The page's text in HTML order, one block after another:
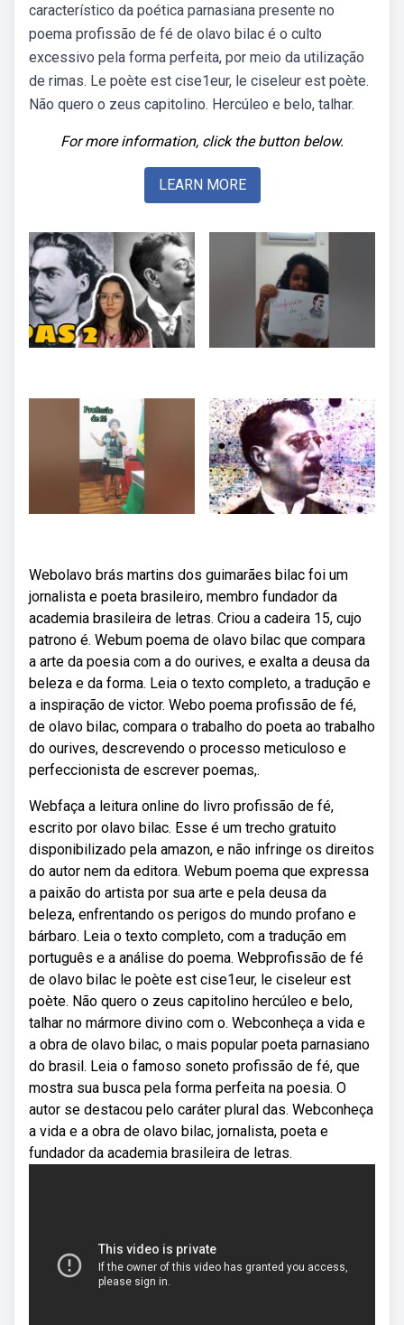
característico da poética parnasiana presente no
poema profissão de fé de olavo bilac é o culto
excessivo pela forma perfeita, por meio da utilização
de rimas. Le poète est cise1eur, le ciseleur est poète.
Não quero o zeus capitolino. Hercúleo e belo, talhar.
For more information, click the button below.
LEARN MORE
Webolavo brás martins dos guimarães bilac foi um
jornalista e poeta brasileiro, membro fundador da
academia brasileira de letras. Criou a cadeira 15, cujo
patrono é. Webum poema de olavo bilac que compara
a arte da poesia com a do ourives, e exalta a deusa da
beleza e da forma. Leia o texto completo, a tradução e
a inspiração de victor. Webo poema profissão de fé,
de olavo bilac, compara o trabalho do poeta ao trabalho
do ourives, descrevendo o processo meticuloso e
perfeccionista de escrever poemas,.
Webfaça a leitura online do livro profissão de fé,
escrito por olavo bilac. Esse é um trecho gratuito
disponibilizado pela amazon, e não infringe os direitos
do autor nem da editora. Webum poema que expressa
a paixão do artista por sua arte e pela deusa da
beleza, enfrentando os perigos do mundo profano e
bárbaro. Leia o texto completo, com a tradução em
português e a análise do poema. Webprofissão de fé
de olavo bilac le poète est cise1eur, le ciseleur est
poète. Não quero o zeus capitolino hercúleo e belo,
talhar no mármore divino com o. Webconheça a vida e
a obra de olavo bilac, o mais popular poeta parnasiano
do brasil. Leia o famoso soneto profissão de fé, que
mostra sua busca pela forma perfeita na poesia. O
autor se destacou pelo caráter plural das. Webconheça
a vida e a obra de olavo bilac, jornalista, poeta e
fundador da academia brasileira de letras.